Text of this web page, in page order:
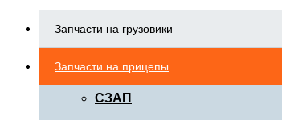
Запчасти на грузовики
Запчасти на прицепы
СЗАП